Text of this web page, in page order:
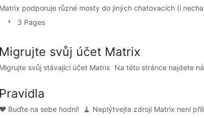
Matrix podporuje různé mosty do jiných chatovacích (i
3 Pages
Migrujte svůj účet Matrix
Migrujte svůj stávající účet Matrix Na této stránce najdete
Pravidla
❤️ Buďte na sebe hodní! 🧹 Neplýtvejte zdroji Matrix není